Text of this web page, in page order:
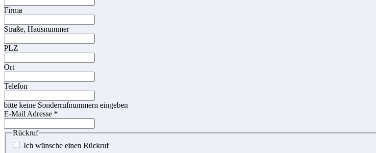
Firma
Straße, Hausnummer
PLZ
Ort
Telefon
bitte keine Sonderrufnummern eingeben
E-Mail Adresse *
Rückruf
Ich wünsche einen Rückruf